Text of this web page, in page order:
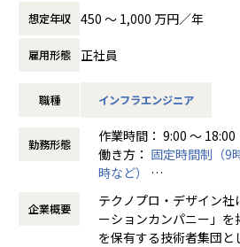
※本求人は、オープン株式会社での採用
当社業務全般
・明確な評価制度「昇給率7.7％」（
・Udemyを会社負担で活用、資格取得
のスキルアップも応援！
・70歳定年/役職定年無
＜ホープスBLOG＞
プロジェクトの具体例やホープスの社
しております！
是非ご覧ください！
HOPES blog：https://blog.hopes-
・CTO・チーフアーキテクト・VPoTが
シの技術戦略と組織ビジョン
https://kakehashi-
日本の医療現場が抱える課題は複雑で
力が不可欠です。
私たちは、医療という難易度の高い課
をはじめとする最新技術を積極的に活
分にも積極的に向き合っています。
カケハシの開発組織は約180名のエン
01pBdhbQAC/TechnoPro,%20Inc
【主要取引先】
デンソー、三菱電機、本田技研工業、日
※敬称略
【具体的には】
主に関東の大手メーカやSIから要望が
課題を解決すべく、すべての技術工程
（要件定義、設計、構築、運用保守）
案件を決定いたします。
想定年収 450 〜 1,000 万円／年
雇用形態 正社員
職種 インフラエンジニア
勤務形態
作業時間： 9:00 ～ 18:00
働き方： 固定時間制（9
時など）
時間外労働の有無： 有
休憩時間： 60分
企業概要
テクノプロ・デザイン社
ーションカンパニー」
を保有する技術者集団